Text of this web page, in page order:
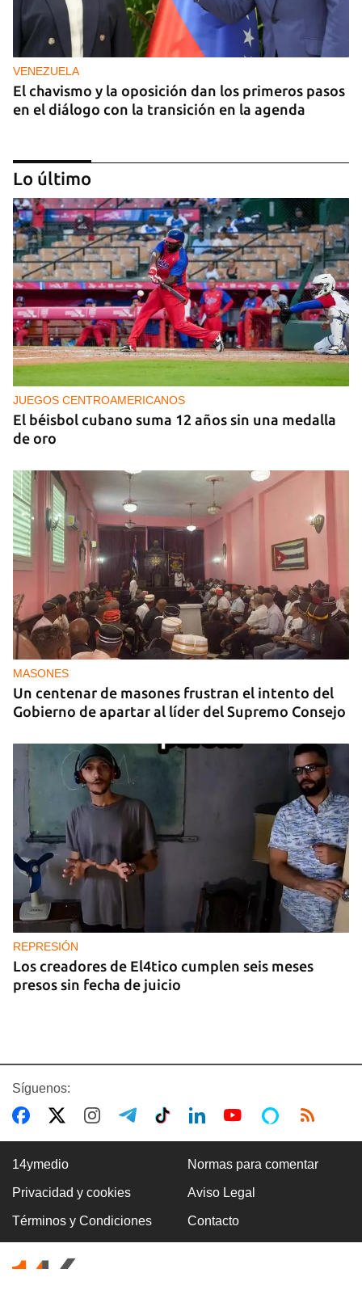
VENEZUELA
El chavismo y la oposición dan los primeros pasos
en el diálogo con la transición en la agenda
NICARAGUA
EE UU propone a la OEA convocar a los
cancilleres para "tomar medidas" contra las
decisiones de Ortega
Lo último
JUEGOS CENTROAMERICANOS
El béisbol cubano suma 12 años sin una medalla
de oro
MASONES
Un centenar de masones frustran el intento del
Gobierno de apartar al líder del Supremo Consejo
REPRESIÓN
Los creadores de El4tico cumplen seis meses
presos sin fecha de juicio
BANCARIZACIÓN
La ausencia de un mercado de divisas operativo
explica la escasez de efectivo en moneda
Síguenos:
14ymedio Normas para comentar
Privacidad y cookies Aviso Legal
Términos y Condiciones Contacto